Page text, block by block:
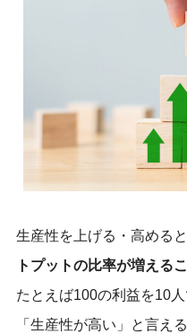
生産性を上げる・高める
トプットの比率が増える
たとえば100の利益を10
「生産性が高い」と言え